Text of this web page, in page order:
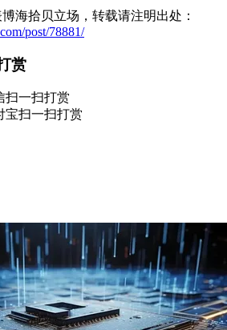
海拾贝立场，转载请注明出处：
post/78881/
赏
扫一扫打赏
宝扫一扫打赏